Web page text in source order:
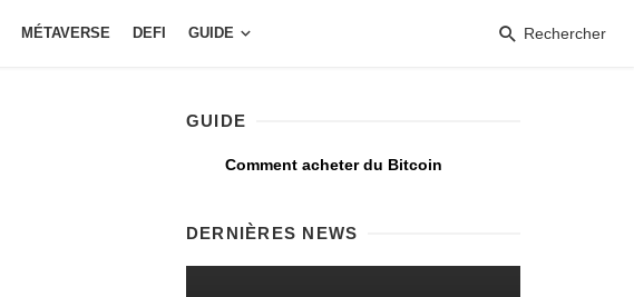
MÉTAVERSE DEFI GUIDE Rechercher
GUIDE
Comment acheter du Bitcoin
DERNIÈRES NEWS